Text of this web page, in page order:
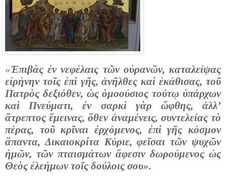
«Ἐπιβὰς ἐν νεφέλαις τῶν οὐρανῶν, καταλείψας
εἰρήνην τοῖς ἐπὶ γῆς, ἀνῆλθες καὶ ἐκάθισας, τοῦ
Πατρὸς δεξιόθεν, ὡς ὁμοούσιος τούτῳ ὑπάρχων
καὶ Πνεύματι, ἐν σαρκὶ γὰρ ὤφθης, ἀλλ’
ἄτρεπτος ἔμεινας, ὅθεν ἀναμένεις, συντελείας τὸ
πέρας, τοῦ κρῖναι ἐρχόμενος, ἐπὶ γῆς κόσμον
ἅπαντα, Δικαιοκρίτα Κύριε, φεῖσαι τῶν ψυχῶν
ἡμῶν, τῶν πταισμάτων ἄφεσιν δωρούμενος ὡς
Θεὸς ἐλεήμων τοῖς δούλοις σου».